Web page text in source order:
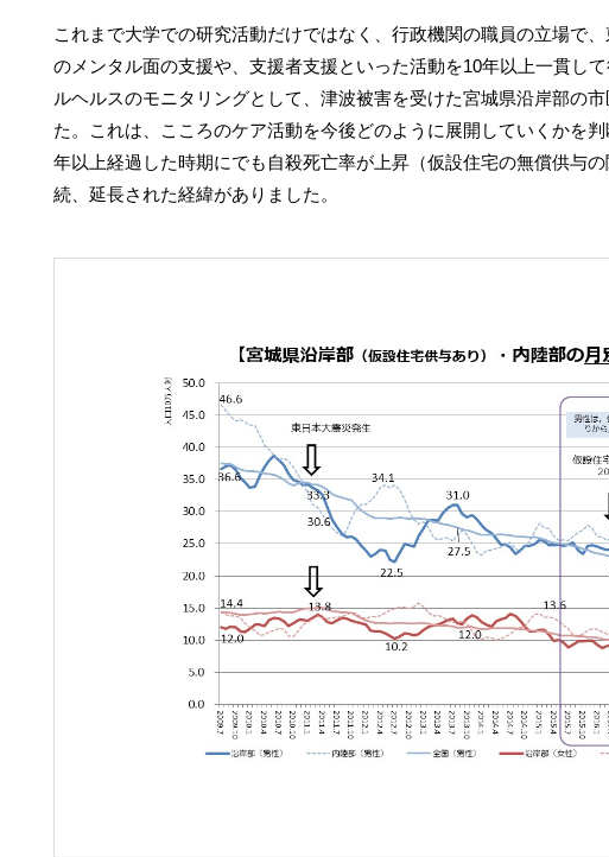
これまで大学での研究活動だけではなく、行政機関の職員の立場で
のメンタル面の支援や、支援者支援といった活動を10年以上一貫し
ルヘルスのモニタリングとして、津波被害を受けた宮城県沿岸部の
た。これは、こころのケア活動を今後どのように展開していくかを
年以上経過した時期にでも自殺死亡率が上昇（仮設住宅の無償供与
続、延長された経緯がありました。